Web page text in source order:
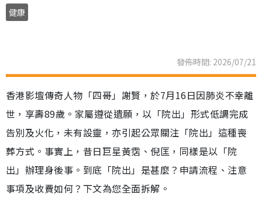
健康
發佈時間: 2026/07/21
香港影壇傳奇人物「四哥」謝賢，於7月16日因肺炎不幸離
世，享壽89歲。家屬遵從遺願，以「院出」形式低調完成
告別及火化，未有設靈，亦引起公眾關注「院出」這種喪
葬方式。事實上，昔日巨星黃霑、倪匡，同樣是以「院
出」辦理身後事。到底「院出」是甚麼？申請流程、注意
事項及收費如何？下文為您全面拆解。